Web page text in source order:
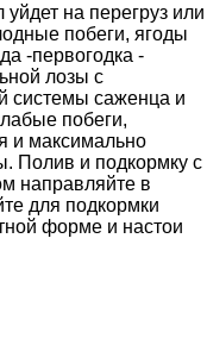
на перегруз или
побеги, ягоды
-первогодка -
лозы с
системы саженца и
побеги,
и максимально
Полив и подкормку с
направляйте в
для подкормки
форме и настои